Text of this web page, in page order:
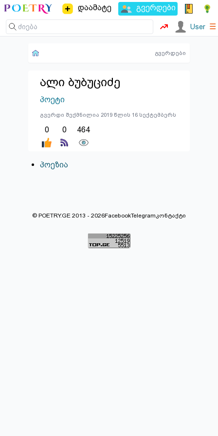
დაამატე გვერდები
User ☰
გვერდები
ალი ბუბუციძე
პოეტი
გვერდი შექმნილია 2019 წლის 16 სექტემბერს
0 0 464
პოეზია
© POETRY.GE 2013 - 2026FacebookTelegramკონტაქტი